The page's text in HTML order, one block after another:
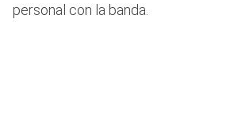
personal con la banda.